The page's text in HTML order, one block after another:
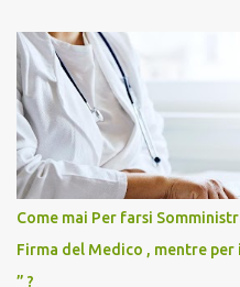
Come mai Per farsi
Firma del Medico , mentre per
” ?